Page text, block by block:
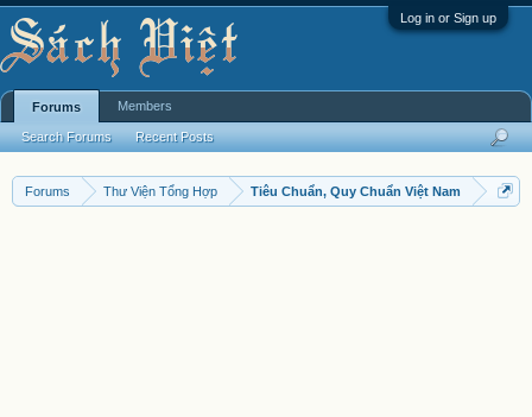
Log in or Sign up
Forums Thư Viện Tổng Hợp Tiêu Chuẩn, Quy Chuẩn Việt Nam
Forums
Search Forums Recent Posts
Members